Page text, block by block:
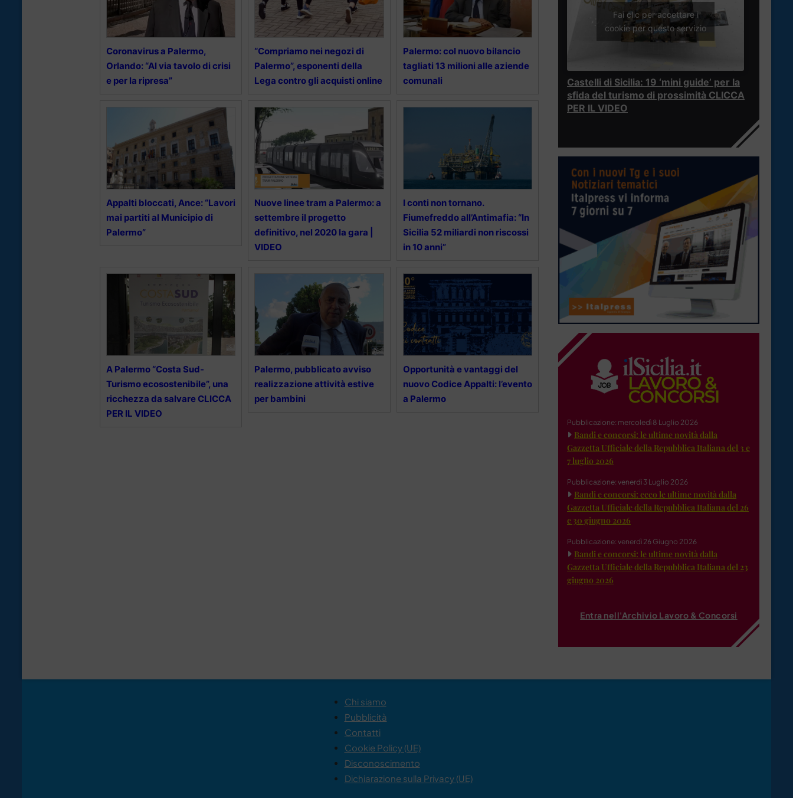
Coronavirus a Palermo,
Orlando: “Al via tavolo di crisi
e per la ripresa”
“Compriamo nei negozi di
Palermo”, esponenti della
Lega contro gli acquisti online
Palermo: col nuovo bilancio
tagliati 13 milioni alle aziende
comunali
Appalti bloccati, Ance: “Lavori
mai partiti al Municipio di
Palermo”
Nuove linee tram a Palermo: a
settembre il progetto
definitivo, nel 2020 la gara |
VIDEO
I conti non tornano.
Fiumefreddo all’Antimafia: “In
Sicilia 52 miliardi non riscossi
in 10 anni”
A Palermo “Costa Sud-
Turismo ecosostenibile”, una
ricchezza da salvare CLICCA
PER IL VIDEO
Palermo, pubblicato avviso
realizzazione attività estive
per bambini
Opportunità e vantaggi del
nuovo Codice Appalti: l’evento
a Palermo
Fai clic per accettare i
cookie per questo servizio
Castelli di Sicilia: 19 ‘mini guide’ per la
sfida del turismo di prossimità CLICCA
PER IL VIDEO
Pubblicazione: mercoledì 8 Luglio 2026
Bandi e concorsi: le ultime novità dalla
Gazzetta Ufficiale della Repubblica Italiana del 3 e
7 luglio 2026
Pubblicazione: venerdì 3 Luglio 2026
Bandi e concorsi: ecco le ultime novità dalla
Gazzetta Ufficiale della Repubblica Italiana del 26
e 30 giugno 2026
Pubblicazione: venerdì 26 Giugno 2026
Bandi e concorsi: le ultime novità dalla
Gazzetta Ufficiale della Repubblica Italiana del 23
giugno 2026
Entra nell'Archivio Lavoro & Concorsi
Chi siamo
Pubblicità
Contatti
Cookie Policy (UE)
Disconoscimento
Dichiarazione sulla Privacy (UE)